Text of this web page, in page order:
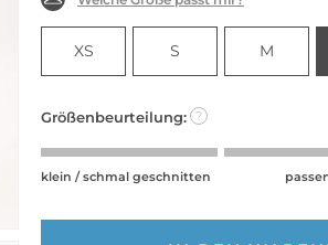
XS S M
Größenbeurteilung: ?
klein / schmal geschnitten